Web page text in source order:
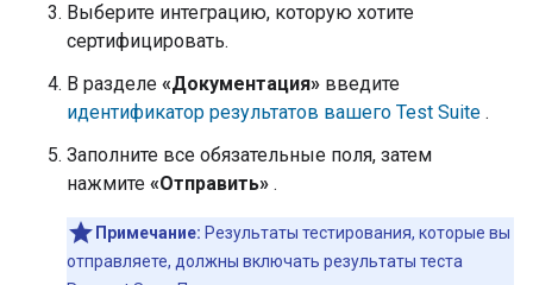
Выберите интеграцию, которую хотите
сертифицировать.
В разделе «Документация» введите
идентификатор результатов вашего Test Suite .
Заполните все обязательные поля, затем
нажмите «Отправить» .
Примечание: Результаты тестирования, которые вы
отправляете, должны включать результаты теста